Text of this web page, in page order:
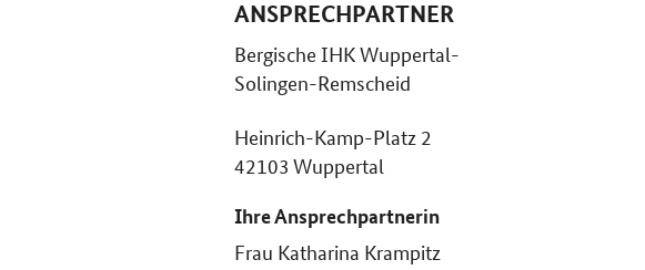
ANSPRECHPARTNER
Bergische IHK Wuppertal-
Solingen-Remscheid
Heinrich-Kamp-Platz 2
42103 Wuppertal
Ihre Ansprechpartnerin
Frau Katharina Krampitz